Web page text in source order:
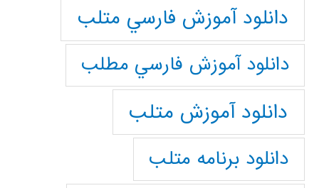
دانلود آموزش فارسي متلب
دانلود آموزش فارسي مطلب
دانلود آموزش متلب
دانلود برنامه متلب